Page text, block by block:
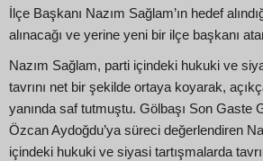
İlçe Başkanı Nazım Sağlam’ın hedef
alınacağı ve yerine yeni bir ilçe başkanı
Nazım Sağlam, parti içindeki hukuki ve
tavrını net bir şekilde ortaya koyarak,
yanında saf tutmuştu. Gölbaşı Son Gaste
Özcan Aydoğdu’ya süreci değerlendiren
içindeki hukuki ve siyasi tartışmalarda